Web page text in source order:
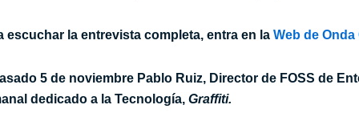
escuchar la entrevista completa, entra en la Web de Onda
5 de noviembre Pablo Ruiz, Director de FOSS de
dedicado a la Tecnología, Graffiti.